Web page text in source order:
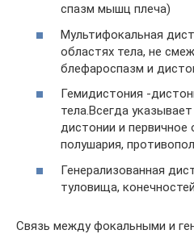
спазм мышц плеча)
Мультифокальная
областях тела, не
блефароспазм и
Гемидистония -
тела.Всегда
дистонии и первичное
полушария,
Генерализованная
туловища,
Связь между фокальными и